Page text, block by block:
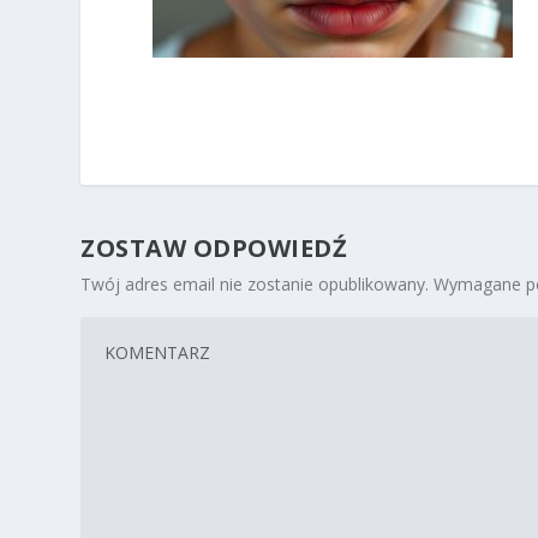
ZOSTAW ODPOWIEDŹ
Twój adres email nie zostanie opublikowany. Wymagane